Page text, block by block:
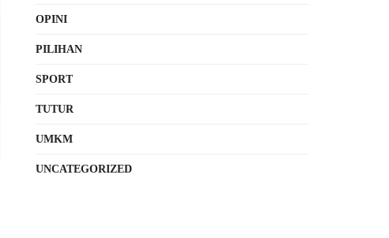
OPINI
PILIHAN
SPORT
TUTUR
UMKM
UNCATEGORIZED